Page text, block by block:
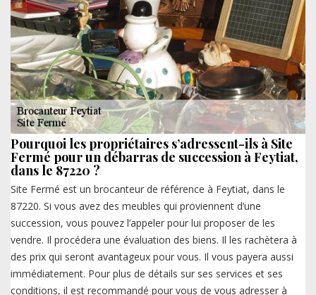
Pourquoi les propriétaires s’adressent-ils à Site
Fermé pour un débarras de succession à Feytiat,
dans le 87220 ?
Site Fermé est un brocanteur de référence à Feytiat, dans le
87220. Si vous avez des meubles qui proviennent d’une
succession, vous pouvez l’appeler pour lui proposer de les
vendre. Il procédera une évaluation des biens. Il les rachètera à
des prix qui seront avantageux pour vous. Il vous payera aussi
immédiatement. Pour plus de détails sur ses services et ses
conditions, il est recommandé pour vous de vous adresser à